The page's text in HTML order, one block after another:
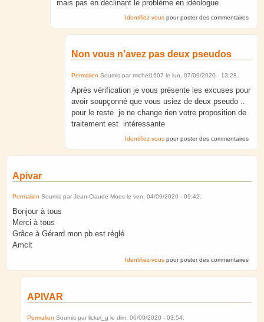
mais pas en déclinant le problème en idéologue
Identifiez-vous pour poster des commentaires
Non vous n’avez pas deux pseudos
Permalien Soumis par michel1607 le lun, 07/09/2020 - 13:28
Après vérification je vous présente les excuses pour
avoir soupçonné que vous usiez de deux pseudo ..
pour le reste je ne change rien votre proposition de
traitement est intéressante
Identifiez-vous pour poster des commentaires
Apivar
Permalien Soumis par Jean-Claude Moes le ven, 04/09/2020 - 09:42
Bonjour à tous
Merci à tous
Grâce à Gérard mon pb est réglé
Amclt
Identifiez-vous pour poster des commentaires
APIVAR
Permalien Soumis par lickel_g le dim, 06/09/2020 - 03:54.